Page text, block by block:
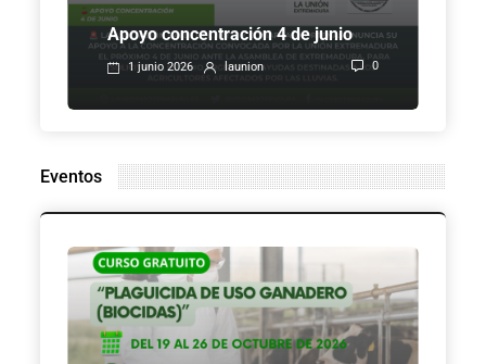
Apoyo concentración 4 de junio
1 junio 2026 launion 0
Eventos